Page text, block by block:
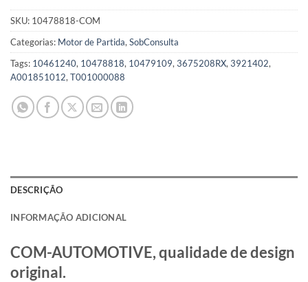
SKU: 10478818-COM
Categorias: Motor de Partida, SobConsulta
Tags: 10461240, 10478818, 10479109, 3675208RX, 3921402,
A001851012, T001000088
DESCRIÇÃO
INFORMAÇÃO ADICIONAL
COM-AUTOMOTIVE, qualidade de design
original.